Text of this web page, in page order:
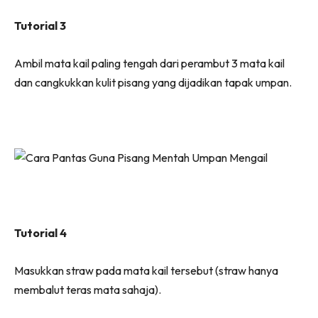
Tutorial 3
Ambil mata kail paling tengah dari perambut 3 mata kail
dan cangkukkan kulit pisang yang dijadikan tapak umpan.
Tutorial 4
Masukkan straw pada mata kail tersebut (straw hanya
membalut teras mata sahaja).